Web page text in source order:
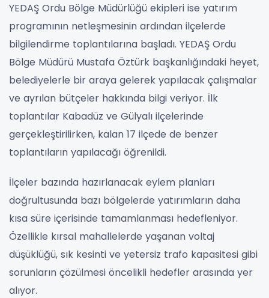
YEDAŞ Ordu Bölge Müdürlüğü ekipleri ise yatırım
programının netleşmesinin ardından ilçelerde
bilgilendirme toplantılarına başladı. YEDAŞ Ordu
Bölge Müdürü Mustafa Öztürk başkanlığındaki heyet,
belediyelerle bir araya gelerek yapılacak çalışmalar
ve ayrılan bütçeler hakkında bilgi veriyor. İlk
toplantılar Kabadüz ve Gülyalı ilçelerinde
gerçekleştirilirken, kalan 17 ilçede de benzer
toplantıların yapılacağı öğrenildi.
İlçeler bazında hazırlanacak eylem planları
doğrultusunda bazı bölgelerde yatırımların daha
kısa süre içerisinde tamamlanması hedefleniyor.
Özellikle kırsal mahallelerde yaşanan voltaj
düşüklüğü, sık kesinti ve yetersiz trafo kapasitesi gibi
sorunların çözülmesi öncelikli hedefler arasında yer
alıyor.